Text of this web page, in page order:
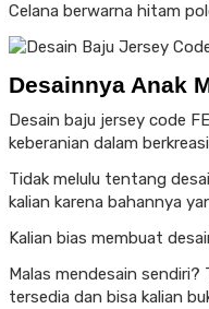
Celana berwarna hitam
Desainnya Anak
Desain baju jersey code
keberanian dalam
Tidak melulu tentang
kalian karena bahannya
Kalian bias membuat
Malas mendesain sendiri?
tersedia dan bisa kalian